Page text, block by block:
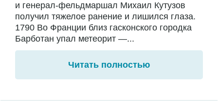
и генерал-фельдмаршал Михаил Кутузов
получил тяжелое ранение и лишился глаза.
1790 Во Франции близ гасконского городка
Барботан упал метеорит —...
Читать полностью